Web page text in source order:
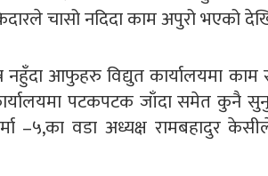
चासो नदिदा काम अपुरो भएको
आफुहरु विद्युत कार्यालयमा काम
पटकपटक जाँदा समेत कुनै
–५,का वडा अध्यक्ष रामबहादुर